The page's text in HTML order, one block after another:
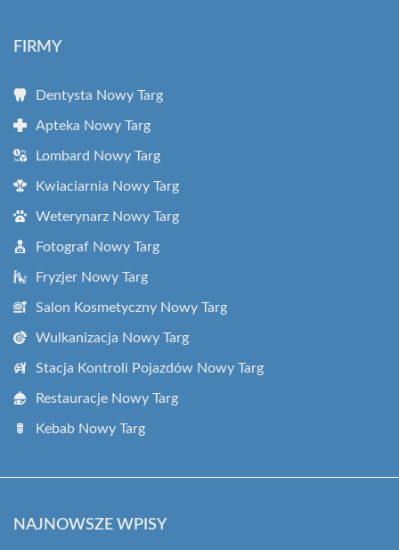
FIRMY
Dentysta Nowy Targ
Apteka Nowy Targ
Lombard Nowy Targ
Kwiaciarnia Nowy Targ
Weterynarz Nowy Targ
Fotograf Nowy Targ
Fryzjer Nowy Targ
Salon Kosmetyczny Nowy Targ
Wulkanizacja Nowy Targ
Stacja Kontroli Pojazdów Nowy Targ
Restauracje Nowy Targ
Kebab Nowy Targ
NAJNOWSZE WPISY